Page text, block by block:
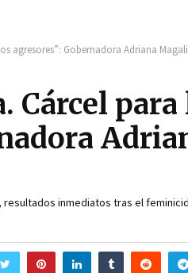
agresores”: Gobernadora Adriana
Cárcel para
resultados inmediatos tras el